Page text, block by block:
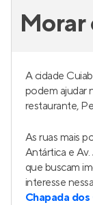
Morar
A cidade
podem ajudar
restaurante,
As ruas mais
Antártica e
que buscam
interesse
Chapada